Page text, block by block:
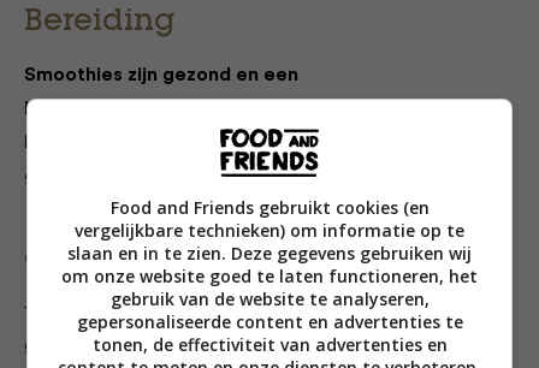
Bereiding
Smoothies zijn gezond en een
lekker tussendoortje voor jong en oud! Maak ze in
iedere kleur van de regenboog met je favoriete
groente en fruit.
Oranje smoothie
1 Doe de stukjes wortel en mango samen met de
geraspte gember en het sinaasappelsap in een blender.
Food and Friends gebruikt cookies (en
vergelijkbare technieken) om informatie op te
slaan en in te zien. Deze gegevens gebruiken wij
om onze website goed te laten functioneren, het
gebruik van de website te analyseren,
gepersonaliseerde content en advertenties te
tonen, de effectiviteit van advertenties en